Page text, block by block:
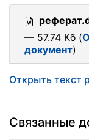
— 57.74 Кб (
документ)
Открыть текст
Связанные